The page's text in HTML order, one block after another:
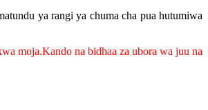
ya rangi ya chuma cha pua hutumiwa
moja.Kando na bidhaa za ubora wa juu na